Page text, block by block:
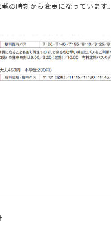
の時刻から変更になっています。